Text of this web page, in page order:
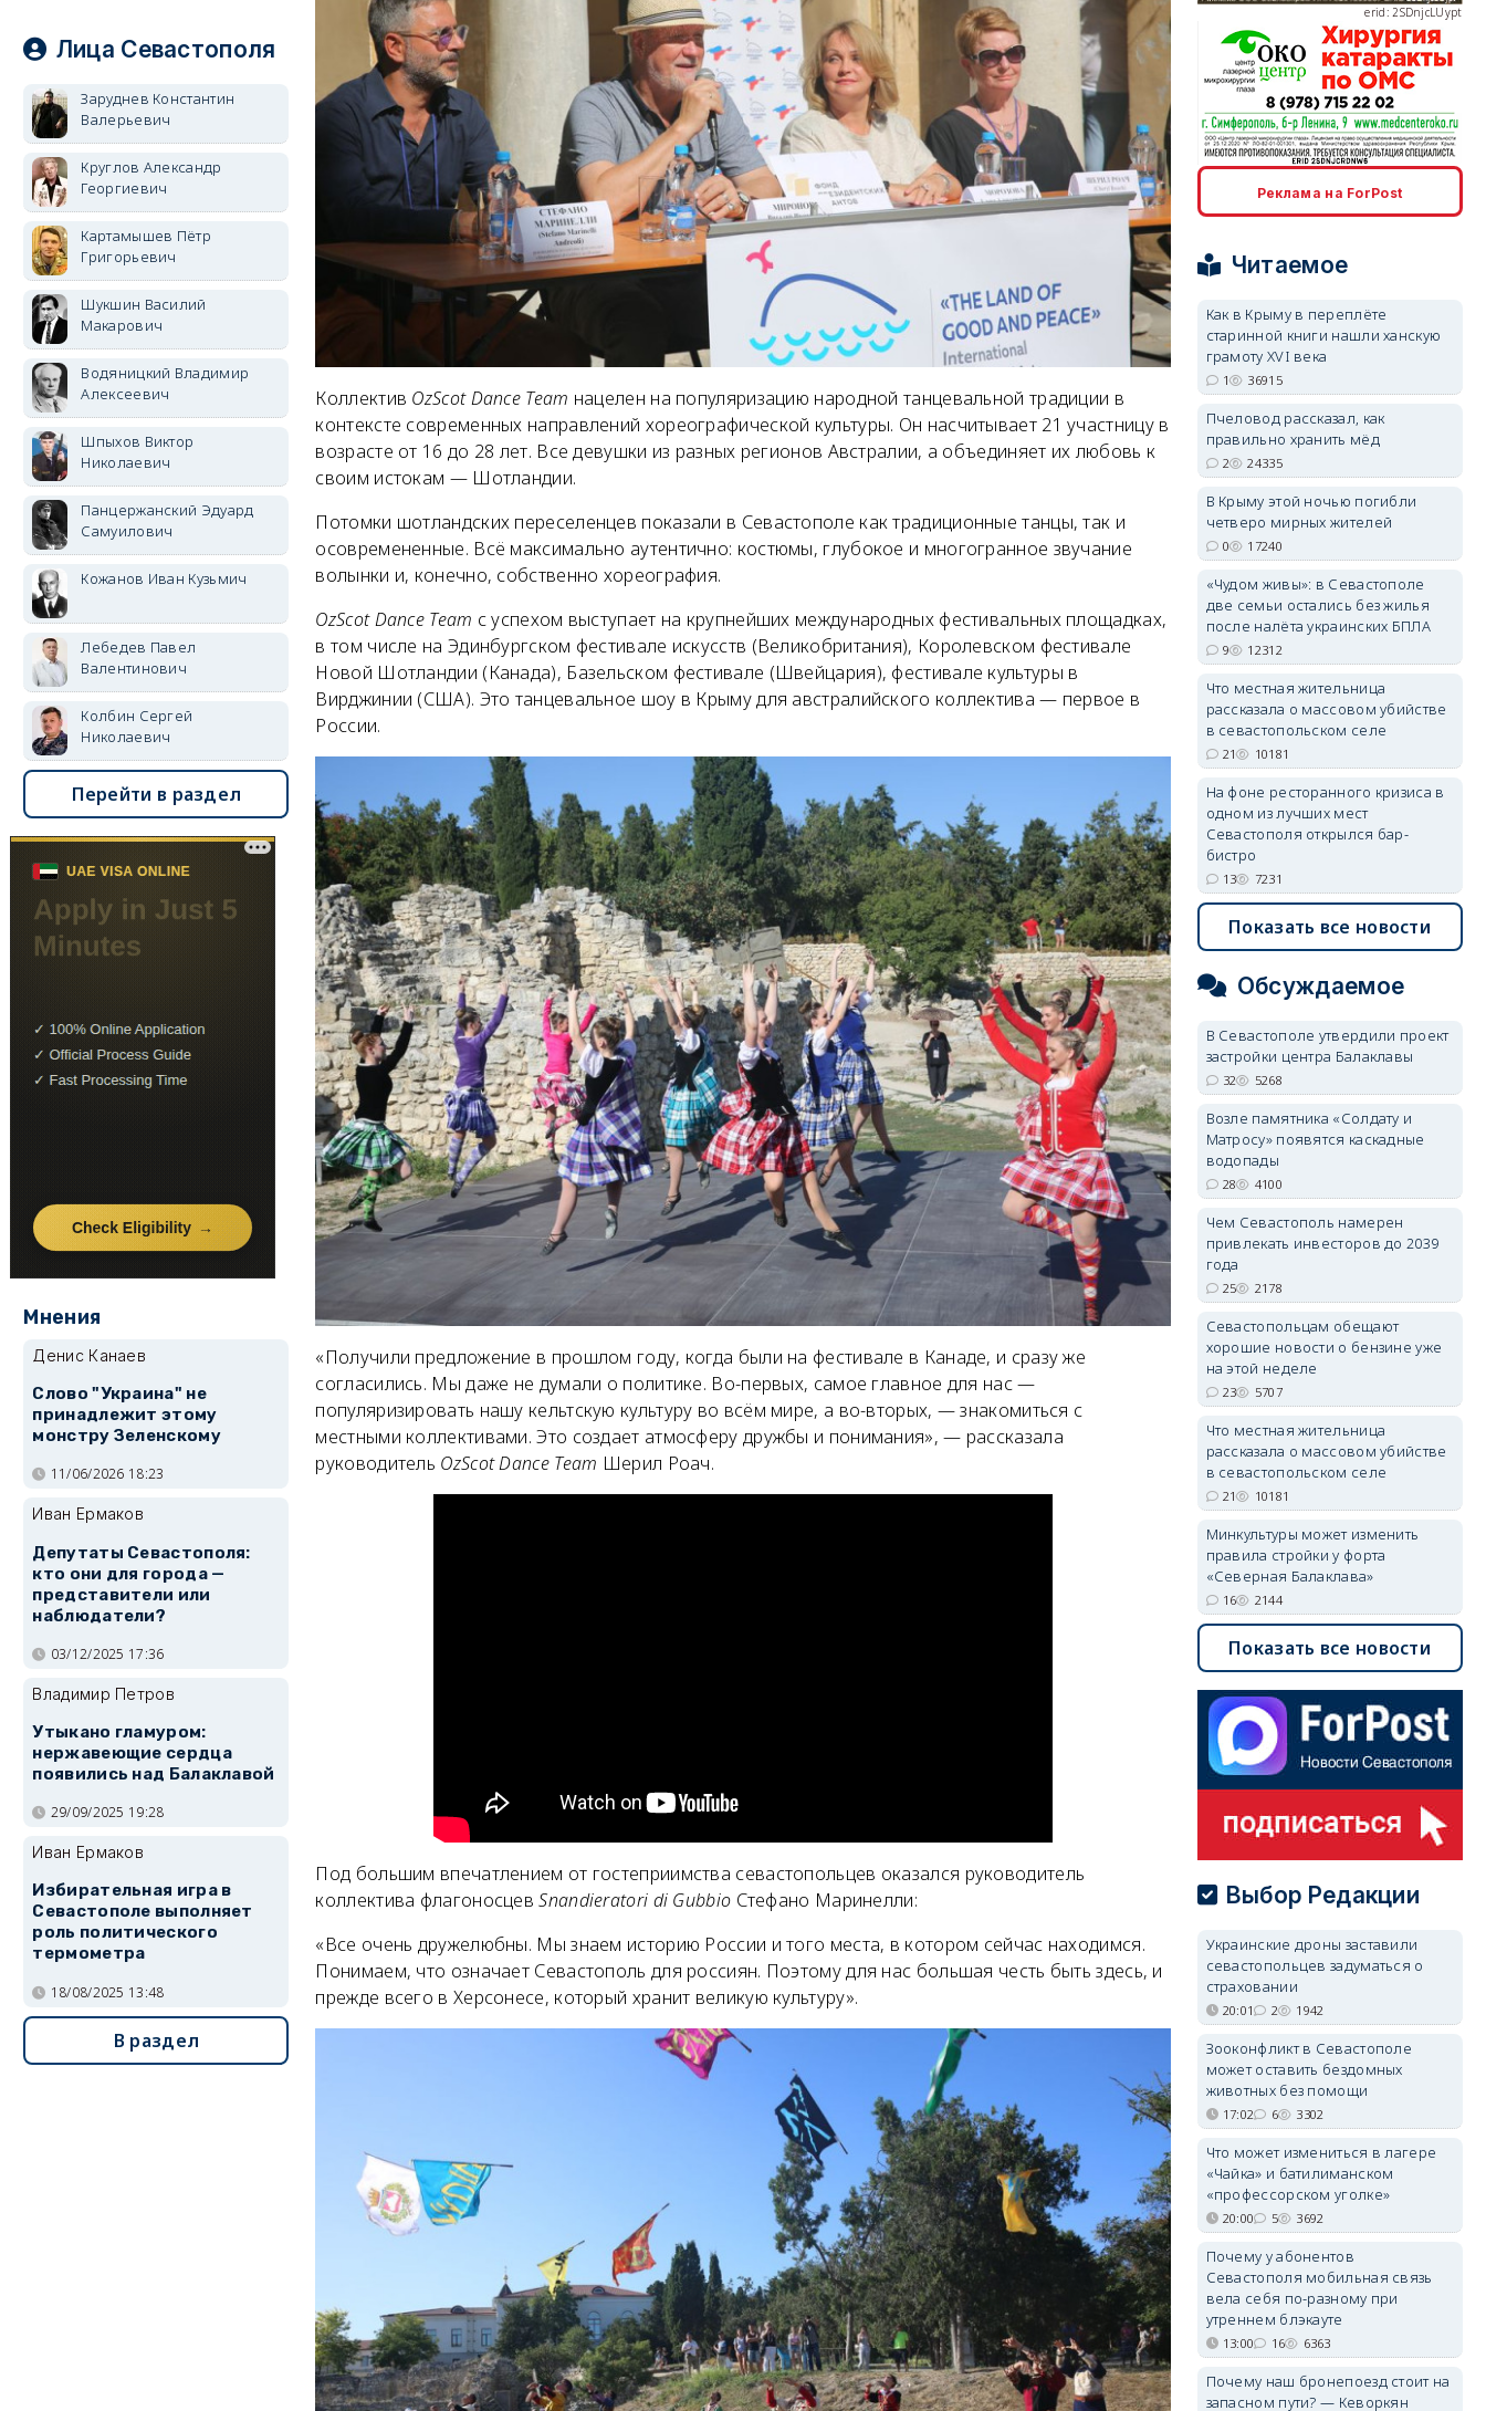
Коллектив OzScot Dance Team нацелен на популяризацию народной танцевальной традиции в
контексте современных направлений хореографической культуры. Он насчитывает 21 участницу в
возрасте от 16 до 28 лет. Все девушки из разных регионов Австралии, а объединяет их любовь к
своим истокам — Шотландии.
Потомки шотландских переселенцев показали в Севастополе как традиционные танцы, так и
осовремененные. Всё максимально аутентично: костюмы, глубокое и многогранное звучание
волынки и, конечно, собственно хореография.
OzScot Dance Team с успехом выступает на крупнейших международных фестивальных площадках,
в том числе на Эдинбургском фестивале искусств (Великобритания), Королевском фестивале
Новой Шотландии (Канада), Базельском фестивале (Швейцария), фестивале культуры в
Вирджинии (США). Это танцевальное шоу в Крыму для австралийского коллектива — первое в
России.
«Получили предложение в прошлом году, когда были на фестивале в Канаде, и сразу же
согласились. Мы даже не думали о политике. Во-первых, самое главное для нас —
популяризировать нашу кельтскую культуру во всём мире, а во-вторых, — знакомиться с
местными коллективами. Это создает атмосферу дружбы и понимания», — рассказала
руководитель OzScot Dance Team Шерил Роач.
Под большим впечатлением от гостеприимства севастопольцев оказался руководитель
коллектива флагоносцевSnandieratori di Gubbio Стефано Маринелли:
«Все очень дружелюбны. Мы знаем историю России и того места, в котором сейчас находимся.
Понимаем, что означает Севастополь для россиян. Поэтому для нас большая честь быть здесь, и
прежде всего в Херсонесе, который хранит великую культуру».
Лица Севастополя
Заруднев Константин
Валерьевич
Круглов Александр
Георгиевич
Картамышев Пётр
Григорьевич
Шукшин Василий
Макарович
Водяницкий Владимир
Алексеевич
Шпыхов Виктор
Николаевич
Панцержанский Эдуард
Самуилович
Кожанов Иван Кузьмич
Лебедев Павел
Валентинович
Колбин Сергей
Николаевич
Перейти в раздел
Мнения
Денис Канаев
Слово "Украина" не
принадлежит этому
монстру Зеленскому
11/06/2026 18:23
Иван Ермаков
Депутаты Севастополя:
кто они для города —
представители или
наблюдатели?
03/12/2025 17:36
Владимир Петров
Утыкано гламуром:
нержавеющие сердца
появились над Балаклавой
29/09/2025 19:28
Иван Ермаков
Избирательная игра в
Севастополе выполняет
роль политического
термометра
18/08/2025 13:48
В раздел
erid: 2SDnjcLUypt
erid: 2SDnjcrDNw6
erid: 2SDnjdPjgYS
erid: 2SDnjdvhGXG
Реклама на ForPost
Читаемое
Как в Крыму в переплёте
старинной книги нашли ханскую
грамоту XVI века
1 36915
Пчеловод рассказал, как
правильно хранить мёд
2 24335
В Крыму этой ночью погибли
четверо мирных жителей
0 17240
«Чудом живы»: в Севастополе
две семьи остались без жилья
после налёта украинских БПЛА
9 12312
Что местная жительница
рассказала о массовом убийстве
в севастопольском селе
21 10181
На фоне ресторанного кризиса в
одном из лучших мест
Севастополя открылся бар-
бистро
13 7231
Показать все новости
Обсуждаемое
В Севастополе утвердили проект
застройки центра Балаклавы
32 5268
Возле памятника «Солдату и
Матросу» появятся каскадные
водопады
28 4100
Чем Севастополь намерен
привлекать инвесторов до 2039
года
25 2178
Севастопольцам обещают
хорошие новости о бензине уже
на этой неделе
23 5707
Что местная жительница
рассказала о массовом убийстве
в севастопольском селе
21 10181
Минкультуры может изменить
правила стройки у форта
«Северная Балаклава»
16 2144
Показать все новости
Выбор Редакции
Украинские дроны заставили
севастопольцев задуматься о
страховании
20:01 2 1942
Зооконфликт в Севастополе
может оставить бездомных
животных без помощи
17:02 6 3302
Что может измениться в лагере
«Чайка» и батилиманском
«профессорском уголке»
20:00 5 3692
Почему у абонентов
Севастополя мобильная связь
вела себя по-разному при
утреннем блэкауте
13:00 16 6363
Почему наш бронепоезд стоит на
запасном пути? — Кеворкян